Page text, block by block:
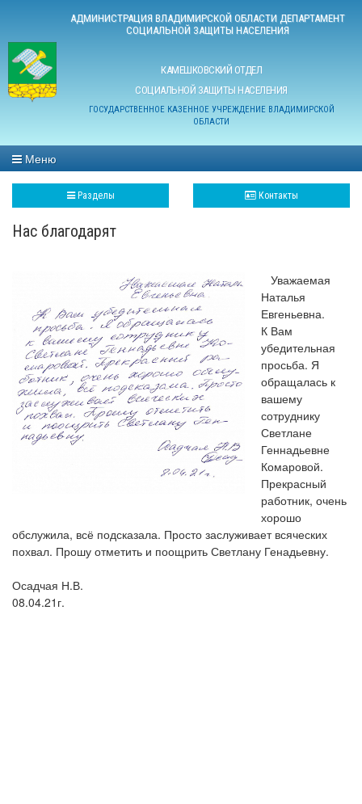
АДМИНИСТРАЦИЯ ВЛАДИМИРСКОЙ ОБЛАСТИ ДЕПАРТАМЕНТ
СОЦИАЛЬНОЙ ЗАЩИТЫ НАСЕЛЕНИЯ
КАМЕШКОВСКИЙ ОТДЕЛ
СОЦИАЛЬНОЙ ЗАЩИТЫ НАСЕЛЕНИЯ
ГОСУДАРСТВЕННОЕ КАЗЕННОЕ УЧРЕЖДЕНИЕ ВЛАДИМИРСКОЙ
ОБЛАСТИ
Меню
Разделы Контакты
Нас благодарят
Уважаемая
Наталья
Евгеньевна.
К Вам
убедительная
просьба. Я
обращалась к
вашему
сотруднику
Светлане
Геннадьевне
Комаровой.
Прекрасный
работник, очень
хорошо
обслужила, всё подсказала. Просто заслуживает всяческих
похвал. Прошу отметить и поощрить Светлану Генадьевну.
Осадчая Н.В.
08.04.21г.